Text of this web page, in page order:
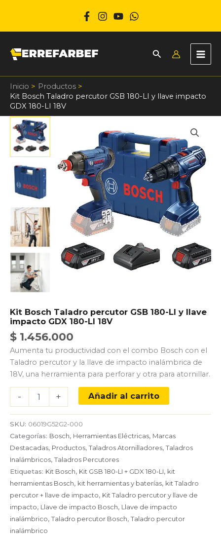
Inicio
Productos
Kit Bosch Taladro percutor GSB 180-LI y llave impacto
GDX 180-LI 18V
Kit Bosch Taladro percutor GSB 180-LI y llave
impacto GDX 180-LI 18V
$ 1.456.000
Aumenta tu productividad con el combo Bosch con el
Taladro percutor y la llave de impacto inalámbrica de
18V, una herramienta para perforar y otra para atornillar.
-
percutor
180-
LI
y
llave
impacto
180-
LI
18V
cantidad
+ Añadir al carrito
SKU: 06019G52G2-000
Categorías: Bosch, Herramientas Eléctricas, Marcas
Destacadas, Productos,Taladros Atornilladores,Taladros
Inalámbricos,Taladros Percutores
Etiquetas: Kit Bosch, Kit GSB 180-LI + GDX 180-LI, kit
herramientas Bosch, kit herramientas y baterías, kit Taladro
percutor + llave de impacto, Kit Taladro percutor y llave de
impacto, Llave de impacto Bosch, Llave de impacto
inalámbrico,Taladro percutor Bosch,Taladro percutor
inalámbrico